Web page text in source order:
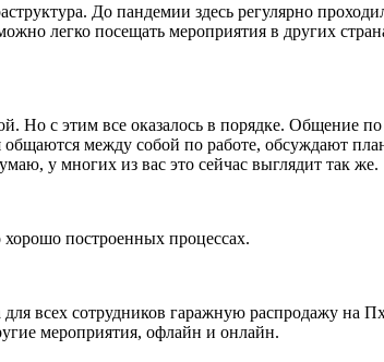
До пандемии здесь регулярно
легко посещать мероприятия в других
Но с этим все оказалось в порядке. Общение
между собой по работе, обсуждают
у многих из вас это сейчас выглядит так же.
построенных процессах.
всех сотрудников гаражную распродажу на
мероприятия, офлайн и онлайн.